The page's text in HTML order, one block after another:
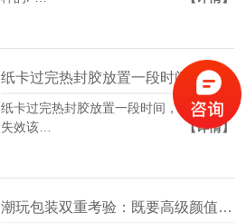
纸卡过完热封胶放置一段时间，PET吸塑失效该怎么处理
纸卡过完热封胶放置一段时间，PET吸塑
失效该…
【详情】
潮玩包装双重考验：既要高级颜值，又要牢固的PET热封胶